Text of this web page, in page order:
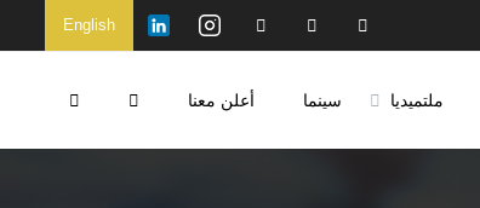
English
ملتميديا سينما أعلن معنا